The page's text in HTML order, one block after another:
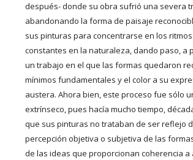
después- donde su obra sufrió una severa
abandonando la forma de paisaje
sus pinturas para concentrarse en los
constantes en la naturaleza, dando paso, a
un trabajo en el que las formas quedaron
mínimos fundamentales y el color a su
austera. Ahora bien, este proceso fue sólo
extrínseco, pues hacía mucho tiempo,
que sus pinturas no trataban de ser reflejo
percepción objetiva o subjetiva de las
de las ideas que proporcionan coherencia a